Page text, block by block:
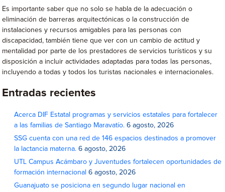
Es importante saber que no solo se habla de la adecuación o
eliminación de barreras arquitectónicas o la construcción de
instalaciones y recursos amigables para las personas con
discapacidad, también tiene que ver con un cambio de actitud y
mentalidad por parte de los prestadores de servicios turísticos y su
disposición a incluir actividades adaptadas para todas las personas,
incluyendo a todas y todos los turistas nacionales e internacionales.
Entradas recientes
Acerca DIF Estatal programas y servicios estatales para fortalecer
a las familias de Santiago Maravatío. 6 agosto, 2026
SSG cuenta con una red de 146 espacios destinados a promover
la lactancia materna. 6 agosto, 2026
UTL Campus Acámbaro y Juventudes fortalecen oportunidades de
formación internacional 6 agosto, 2026
Guanajuato se posiciona en segundo lugar nacional en